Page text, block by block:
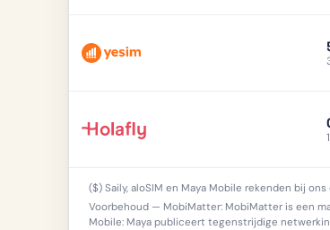
($) Saily, aloSIM en Maya Mobile rekenden bij
Voorbehoud — MobiMatter: MobiMatter is een
Mobile: Maya publiceert tegenstrijdige